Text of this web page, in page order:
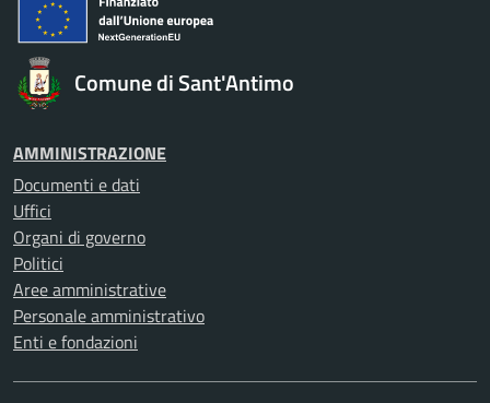
Comune di Sant'Antimo
AMMINISTRAZIONE
Documenti e dati
Uffici
Organi di governo
Politici
Aree amministrative
Personale amministrativo
Enti e fondazioni